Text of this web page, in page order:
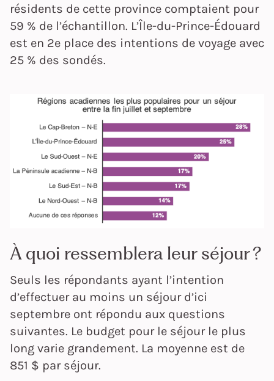
résidents de cette province comptaient pour
59 % de l’échantillon. L’Île-du-Prince-Édouard
est en 2e place des intentions de voyage avec
25 % des sondés.
À quoi ressemblera leur séjour ?
Seuls les répondants ayant l’intention
d’effectuer au moins un séjour d’ici
septembre ont répondu aux questions
suivantes. Le budget pour le séjour le plus
long varie grandement. La moyenne est de
851 $ par séjour.